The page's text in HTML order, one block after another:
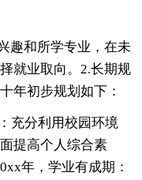
和所学专业，在未
就业取向。2.长期规
年初步规划如下：
分利用校园环境
提高个人综合素
年，学业有成期：